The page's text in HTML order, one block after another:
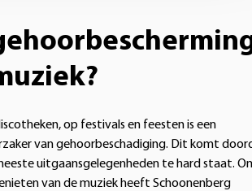
op festivals en feesten is een
van gehoorbeschadiging. Dit komt
uitgaansgelegenheden te hard staat.
van de muziek heeft Schoonenberg